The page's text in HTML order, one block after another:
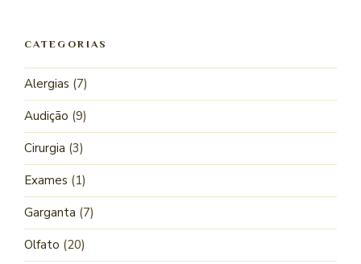
CATEGORIAS
Alergias (7)
Audição (9)
Cirurgia (3)
Exames (1)
Garganta (7)
Olfato (20)